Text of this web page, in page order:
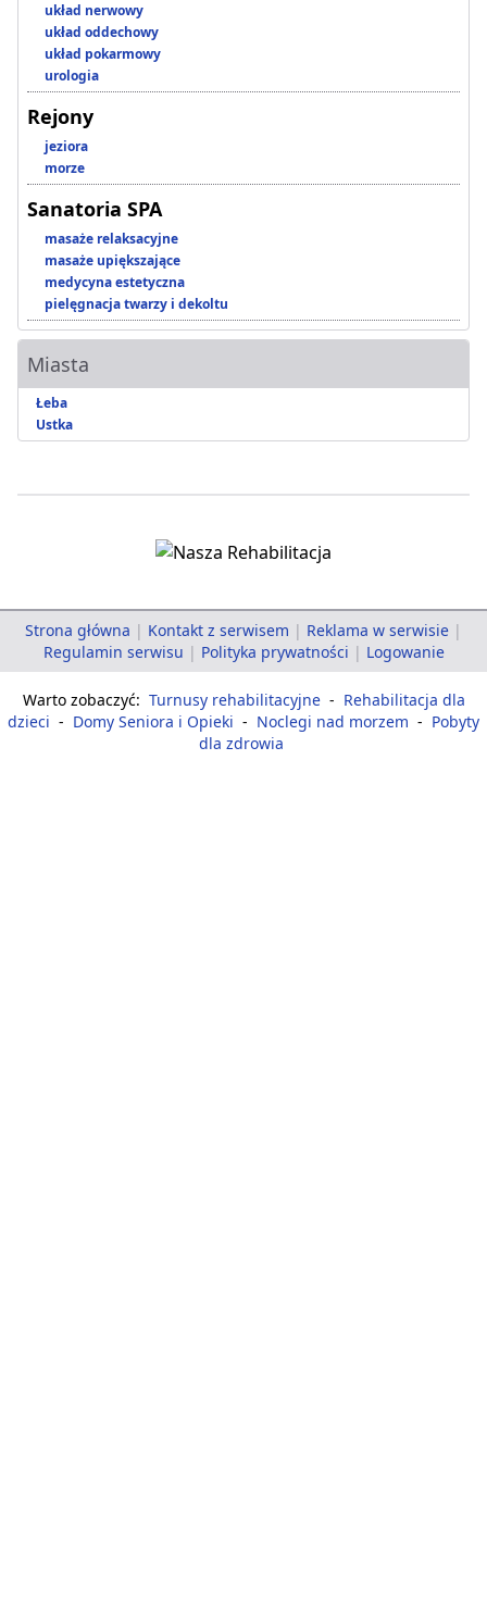
układ nerwowy
układ oddechowy
układ pokarmowy
urologia
Rejony
jeziora
morze
Sanatoria SPA
masaże relaksacyjne
masaże upiększające
medycyna estetyczna
pielęgnacja twarzy i dekoltu
Miasta
Łeba
Ustka
Strona główna | Kontakt z serwisem | Reklama w serwisie |
Regulamin serwisu | Polityka prywatności | Logowanie
Warto zobaczyć: Turnusy rehabilitacyjne - Rehabilitacja dla
dzieci - Domy Seniora i Opieki - Noclegi nad morzem - Pobyty
dla zdrowia